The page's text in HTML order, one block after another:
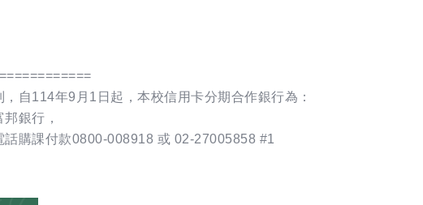
自114年9月1日起，本校信用卡分期合作銀行為：
銀行，
購課付款0800-008918 或 02-27005858 #1